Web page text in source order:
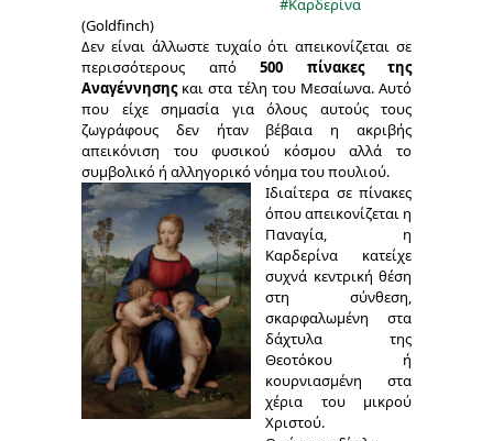
#Καρδερίνα
(Goldfinch)
Δεν είναι άλλωστε τυχαίο ότι απεικονίζεται σε
περισσότερους από 500 πίνακες της
Αναγέννησηςκαι στα τέλη του Μεσαίωνα. Αυτό
που είχε σημασία για όλους αυτούς τους
ζωγράφους δεν ήταν βέβαια η ακριβής
απεικόνιση του φυσικού κόσμου αλλά το
συμβολικό ή αλληγορικό νόημα του πουλιού.
Iδιαίτερα σε πίνακες
όπου απεικονίζεται η
Παναγία, η
Καρδερίνα κατείχε
συχνά κεντρική θέση
στη σύνθεση,
σκαρφαλωμένη στα
δάχτυλα της
Θεοτόκου ή
κουρνιασμένη στα
χέρια του μικρού
Χριστού.